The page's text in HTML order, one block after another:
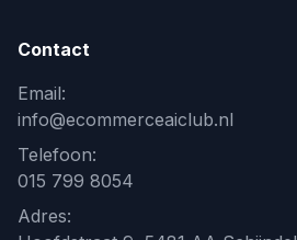
Contact
Email:
info@ecommerceaiclub.nl
Telefoon:
015 799 8054
Adres: